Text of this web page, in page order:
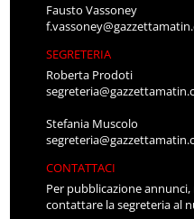
Fausto Vassoney
SEGRETERIA
Roberta Prodoti
Stefania Muscolo
CONTATTACI
Per pubblicazione
contattare la segreteria al